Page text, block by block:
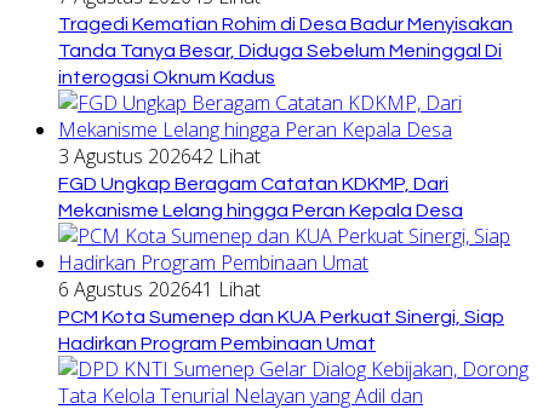
Tragedi Kematian Rohim di Desa Badur Menyisakan
Tanda Tanya Besar, Diduga Sebelum Meninggal Di
interogasi Oknum Kadus
3 Agustus 202642 Lihat
FGD Ungkap Beragam Catatan KDKMP, Dari
Mekanisme Lelang hingga Peran Kepala Desa
6 Agustus 202641 Lihat
PCM Kota Sumenep dan KUA Perkuat Sinergi, Siap
Hadirkan Program Pembinaan Umat